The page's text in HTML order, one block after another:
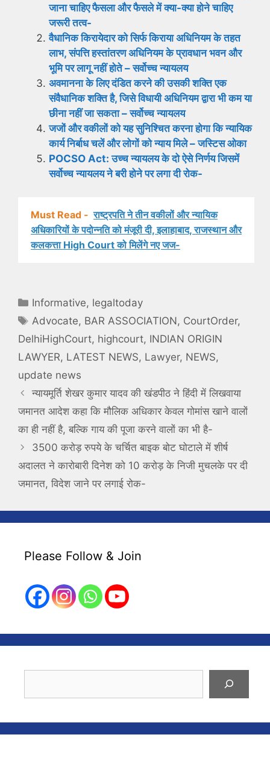
जाना चाहिए फैसला और फैसले में क्या-क्या होने चाहिए
जरूरी तत्व-
वैधानिक किरायेदार को सिर्फ किराया अधिनियम के तहत
लाभ, संपत्ति हस्तांतरण अधिनियम के प्रावधान भवन और
भूमि पर लागू नहीं होते – सर्वोच्च न्यायलय
अवमानना ​​के लिए दंडित करने की उसकी शक्ति एक
संवैधानिक शक्ति है, जिसे विधायी अधिनियम द्वारा भी कम या
छीना नहीं जा सकता – सर्वोच्च न्यायलय
जजों और वकीलों को यह सुनिश्चित करना होगा कि न्यायिक
कार्य निर्बाध चलें और लोगों को न्याय मिले – जस्टिस ओका
POCSO Act: उच्च न्यायलय के दो ऐसे निर्णय जिसमें
सर्वोच्च न्यायलय ने बरी होने पर लगा दी रोक-
Must Read - राष्ट्रपति ने तीन वकीलों और न्यायिक
अधिकारियों के पदोन्नति को मंजूरी दी, इलाहाबाद, राजस्थान और
कलकत्ता High Court को मिलेंगे नए जज-
Categories
Informative, legaltoday
Tags
Advocate, BAR ASSOCIATION, CourtOrder,
DelhiHighCourt, highcourt, INDIAN ORIGIN
LAWYER, LATEST NEWS, Lawyer, NEWS,
update news
न्यायमूर्ति शेखर कुमार यादव की खंडपीठ ने हिंदी में लिखवाया
जमानत आदेश कहा कि मौलिक अधिकार केवल गोमांस खाने वालों
का ही नहीं है, बल्कि गाय की पूजा करने वालों का भी है-
3500 करोड़ रुपये के चर्चित बाइक बोट घोटाले में शीर्ष
अदालत ने कारोबारी दिनेश को 10 करोड़ के निजी मुचलके पर दी
जमानत, विदेश जाने पर लगाई रोक-
Please Follow & Join